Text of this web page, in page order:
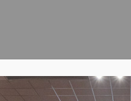
ΣΧΕΤΙΚΑ ΜΕ ΕΜΑΣ